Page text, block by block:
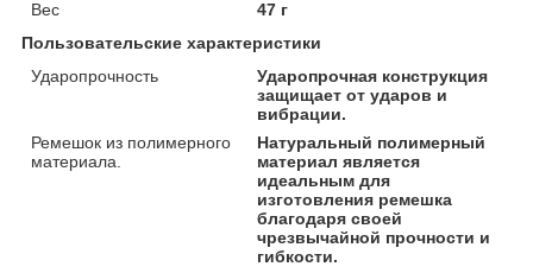
Вес
47 г
Пользовательские характеристики
Ударопрочность
Ударопрочная конструкция
защищает от ударов и
вибрации.
Ремешок из полимерного
материала.
Натуральный полимерный
материал является
идеальным для
изготовления ремешка
благодаря своей
чрезвычайной прочности и
гибкости.